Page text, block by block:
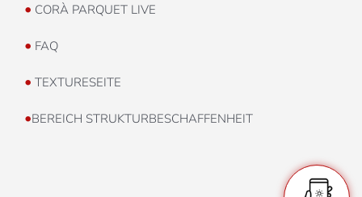
• CORÀ PARQUET LIVE
• FAQ
• TEXTURESEITE
•BEREICH STRUKTURBESCHAFFENHEIT